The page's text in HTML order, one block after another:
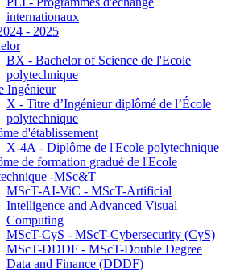
internationaux
- 2025
BX - Bachelor of Science de l'Ecole
polytechnique
Ingénieur
X - Titre d’Ingénieur diplômé de l’École
polytechnique
d'établissement
X-4A - Diplôme de l'Ecole polytechnique
de formation gradué de l'Ecole
-MSc&T
MScT-AI-ViC - MScT-Artificial
Intelligence and Advanced Visual
Computing
MScT-CyS - MScT-Cybersecurity (CyS)
MScT-DDDF - MScT-Double Degree
Data and Finance (DDDF)